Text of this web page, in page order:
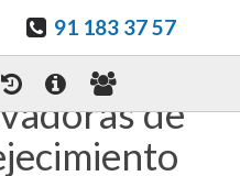
91 183 37 57
de